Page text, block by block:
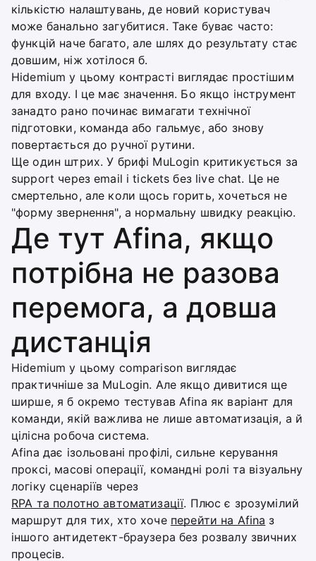
кількістю налаштувань, де новий користувач
може банально загубитися. Таке буває часто:
функцій наче багато, але шлях до результату стає
довшим, ніж хотілося б.
Hidemium у цьому контрасті виглядає простішим
для входу. І це має значення. Бо якщо інструмент
занадто рано починає вимагати технічної
підготовки, команда або гальмує, або знову
повертається до ручної рутини.
Ще один штрих. У брифі MuLogin критикується за
support через email і tickets без live chat. Це не
смертельно, але коли щось горить, хочеться не
"форму звернення", а нормальну швидку реакцію.
Де тут Afina, якщо
потрібна не разова
перемога, а довша
дистанція
Hidemium у цьому comparison виглядає
практичніше за MuLogin. Але якщо дивитися ще
ширше, я б окремо тестував Afina як варіант для
команди, якій важлива не лише автоматизація, а й
цілісна робоча система.
Afina дає ізольовані профілі, сильне керування
проксі, масові операції, командні ролі та візуальну
логіку сценаріїв через
RPA та полотно автоматизації. Плюс є зрозумілий
маршрут для тих, хто хоче перейти на Afina з
іншого антидетект-браузера без розвалу звичних
процесів.